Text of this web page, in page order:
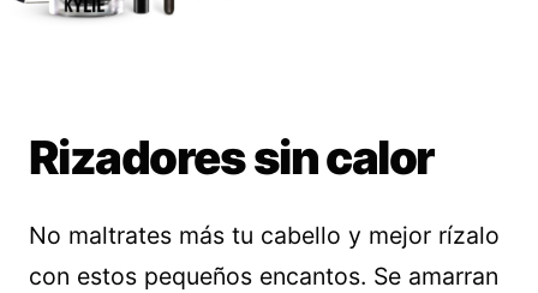
Rizadores sin calor
No maltrates más tu cabello y mejor rízalo
con estos pequeños encantos. Se amarran